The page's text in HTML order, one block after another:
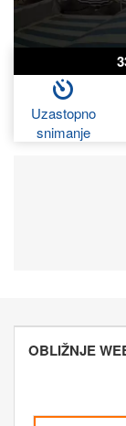
Uzastopno
snimanje
OBLIŽNJE